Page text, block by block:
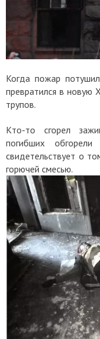
Когда пожар
превратился в новую
трупов.
Кто-то сгорел
погибших
свидетельствует о
горючей смесью.